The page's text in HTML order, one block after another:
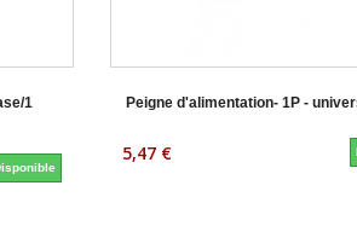
1
Peigne d'alimentation- 1P -
5,47 €